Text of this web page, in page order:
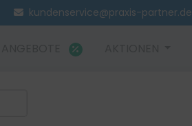
kundenservice@praxis-partner.de